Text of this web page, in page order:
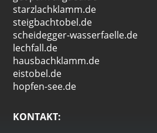
starzlachklamm.de
steigbachtobel.de
scheidegger-wasserfaelle.de
lechfall.de
hausbachklamm.de
eistobel.de
hopfen-see.de
KONTAKT: